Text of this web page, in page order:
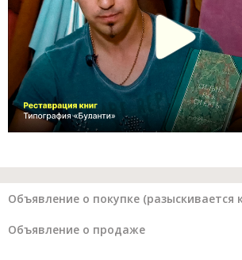
Объявление о покупке (разыскивается
Объявление о продаже